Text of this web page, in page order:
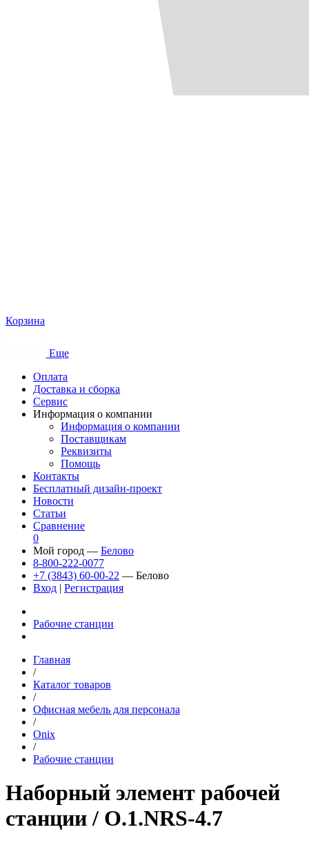
Корзина
Еще
Оплата
Доставка и сборка
Сервис
Информация о компании
Информация о компании
Поставщикам
Реквизиты
Помощь
Контакты
Бесплатный дизайн-проект
Новости
Статьи
Сравнение
0
Мой город — Белово
8-800-222-0077
+7 (3843) 60-00-22 — Белово
Вход | Регистрация
Рабочие станции
Главная
/
Каталог товаров
/
Офисная мебель для персонала
/
Onix
/
Рабочие станции
Наборный элемент рабочей
станции / O.1.NRS-4.7